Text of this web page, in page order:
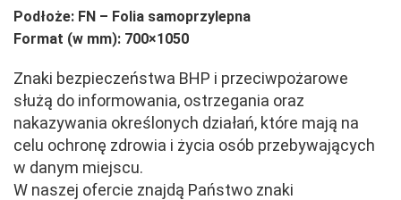
Podłoże: FN – Folia samoprzylepna
Format (w mm): 700×1050
Znaki bezpieczeństwa BHP i przeciwpożarowe
służą do informowania, ostrzegania oraz
nakazywania określonych działań, które mają na
celu ochronę zdrowia i życia osób przebywających
w danym miejscu.
W naszej ofercie znajdą Państwo znaki